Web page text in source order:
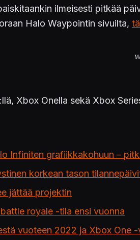
ilmeisesti pitkää
Halo Waypointin sivuilta,
Xbox Onella sekä Xbox
Infiniten grafiikkakohuun –
korkean tason
jättää projektin
royale -tila ensi vuonna
vuoteen 2022 ja Xbox One